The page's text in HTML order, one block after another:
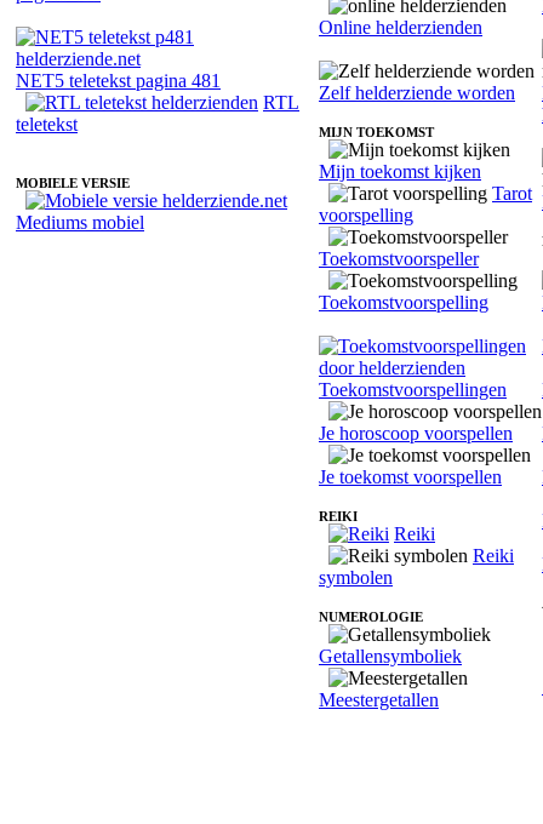
NET5 teletekst pagina 481
RTL
teletekst
MOBIELE VERSIE
Mediums mobiel
Online helderzienden
Zelf helderziende worden
MIJN TOEKOMST
Mijn toekomst kijken
Tarot
voorspelling
Toekomstvoorspeller
Toekomstvoorspelling
Toekomstvoorspellingen
Je horoscoop voorspellen
Je toekomst voorspellen
REIKI
Reiki
Reiki
symbolen
NUMEROLOGIE
Getallensymboliek
Meestergetallen